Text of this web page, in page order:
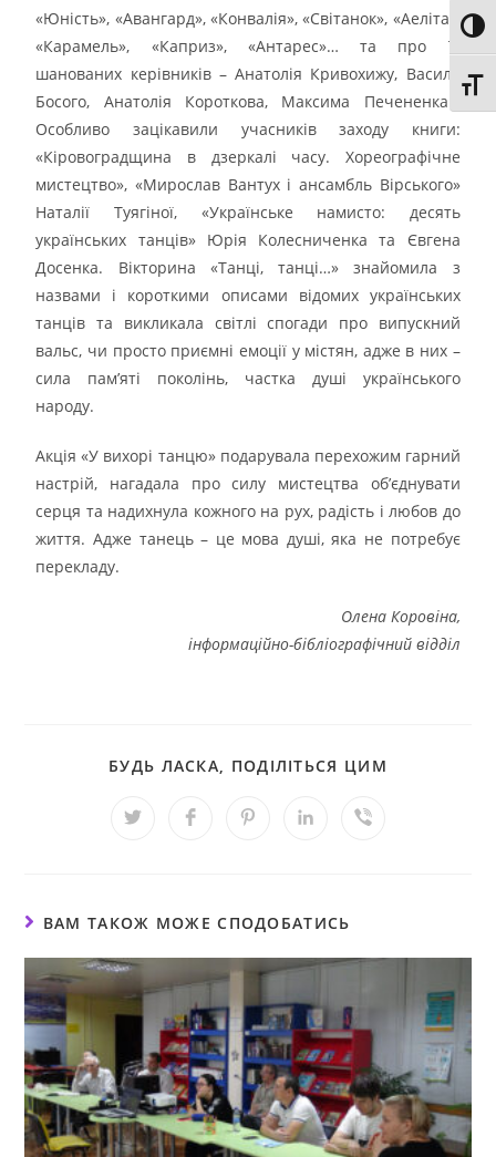
«Юність», «Авангард», «Конвалія», «Світанок», «Аеліта»,
«Карамель», «Каприз», «Антарес»… та про їх
шанованих керівників – Анатолія Кривохижу, Василя
Босого, Анатолія Короткова, Максима Печененка…
Особливо зацікавили учасників заходу книги:
«Кіровоградщина в дзеркалі часу. Хореографічне
мистецтво», «Мирослав Вантух і ансамбль Вірського»
Наталії Туягіної, «Українське намисто: десять
українських танців» Юрія Колесниченка та Євгена
Досенка. Вікторина «Танці, танці…» знайомила з
назвами і короткими описами відомих українських
танців та викликала світлі спогади про випускний
вальс, чи просто приємні емоції у містян, адже в них –
сила пам’яті поколінь, частка душі українського
народу.
Акція «У вихорі танцю» подарувала перехожим гарний
настрій, нагадала про силу мистецтва об’єднувати
серця та надихнула кожного на рух, радість і любов до
життя. Адже танець – це мова душі, яка не потребує
перекладу.
Олена Коровіна,
інформаційно-бібліографічний відділ
БУДЬ ЛАСКА, ПОДІЛІТЬСЯ ЦИМ
ВАМ ТАКОЖ МОЖЕ СПОДОБАТИСЬ